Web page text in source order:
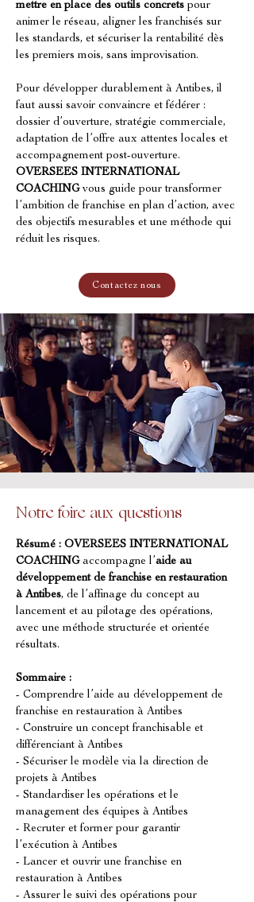
mettre en place des outils concrets pour
animer le réseau, aligner les franchisés sur
les standards, et sécuriser la rentabilité dès
les premiers mois, sans improvisation.
Pour développer durablement à Antibes, il
faut aussi savoir convaincre et fédérer :
dossier d’ouverture, stratégie commerciale,
adaptation de l’offre aux attentes locales et
accompagnement post-ouverture.
OVERSEES INTERNATIONAL
COACHING vous guide pour transformer
l’ambition de franchise en plan d’action, avec
des objectifs mesurables et une méthode qui
réduit les risques.
Contactez nous
Notre foire aux questions
Résumé : OVERSEES INTERNATIONAL
COACHING accompagne l’aide au
développement de franchise en restauration
à Antibes, de l’affinage du concept au
lancement et au pilotage des opérations,
avec une méthode structurée et orientée
résultats.
Sommaire :
- Comprendre l’aide au développement de
franchise en restauration à Antibes
- Construire un concept franchisable et
différenciant à Antibes
- Sécuriser le modèle via la direction de
projets à Antibes
- Standardiser les opérations et le
management des équipes à Antibes
- Recruter et former pour garantir
l’exécution à Antibes
- Lancer et ouvrir une franchise en
restauration à Antibes
- Assurer le suivi des opérations pour